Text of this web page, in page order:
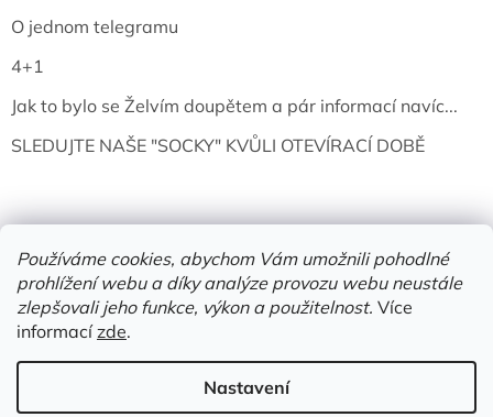
Používáme cookies, abychom Vám umožnili pohodlné
prohlížení webu a díky analýze provozu webu neustále
zlepšovali jeho funkce, výkon a použitelnost. Více
informacízde.
Nastavení
O jednom telegramu
4+1
Jak to bylo se Želvím doupětem a pár informací navíc...
SLEDUJTE NAŠE "SOCKY" KVŮLI OTEVÍRACÍ DOBĚ
Vytvořil Shoptet